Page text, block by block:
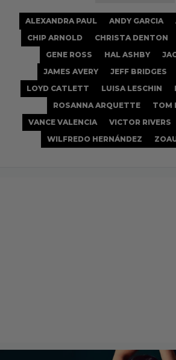
ALEXANDRA PAUL ANDY GARCIA
CHIP ARNOLD
CHRISTA DENTON
GENE ROSS
HAL ASHBY
JAMES AVERY
JEFF BRIDGES
LOYD CATLETT
LUISA LESCHIN
ROSANNA ARQUETTE
TOM
VANCE VALENCIA
VICTOR RIVERS
WILFREDO HERNÁNDEZ